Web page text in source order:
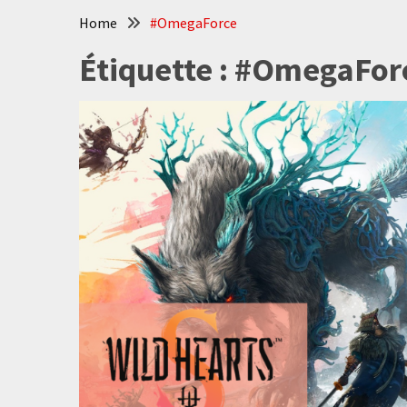
Home #OmegaForce
Étiquette :